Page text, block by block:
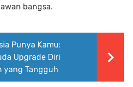
bangsa.
Punya Kamu:
Upgrade Diri
yang Tangguh